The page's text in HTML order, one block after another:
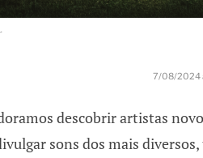
7/08/2024
descobrir artistas
sons dos mais